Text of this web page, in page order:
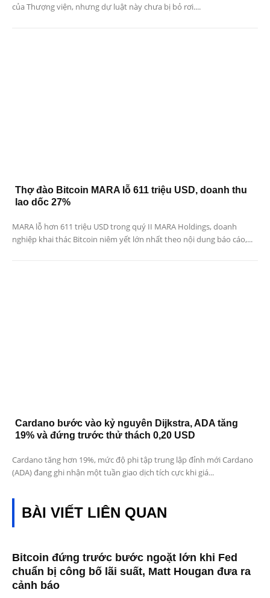
của Thượng viện, nhưng dự luật này chưa bị bỏ rơi....
Thợ đào Bitcoin MARA lỗ 611 triệu USD, doanh thu
lao dốc 27%
MARA lỗ hơn 611 triệu USD trong quý II MARA Holdings, doanh
nghiệp khai thác Bitcoin niêm yết lớn nhất theo nội dung báo cáo,...
Cardano bước vào kỷ nguyên Dijkstra, ADA tăng
19% và đứng trước thử thách 0,20 USD
Cardano tăng hơn 19%, mức độ phi tập trung lập đỉnh mới Cardano
(ADA) đang ghi nhận một tuần giao dịch tích cực khi giá...
BÀI VIẾT LIÊN QUAN
Bitcoin đứng trước bước ngoặt lớn khi Fed
chuẩn bị công bố lãi suất, Matt Hougan đưa ra
cảnh báo